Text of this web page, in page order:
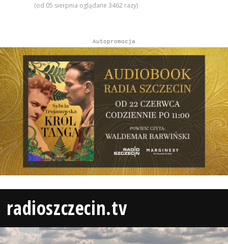
(od 05 sierpnia oglądane 3462 razy)
Autopromocja
radioszczecin.tv